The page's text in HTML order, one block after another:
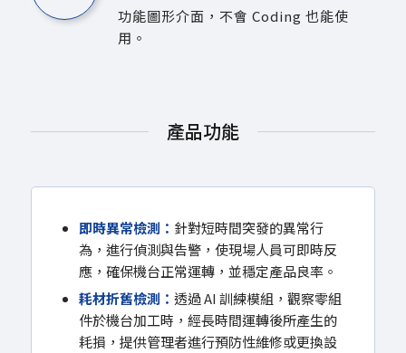
功能圖形介面，不會 Coding 也能使
用。
產品功能
即時異常檢測： 針對短時間突發的異常行
為，進行偵測與告警，使現場人員可即時反
應，確保機台正常運轉，並穩定產品良率。
耗材折舊檢測： 透過 AI 訓練模組，觀察零組
件於機台加工時，經長時間運轉後所產生的
耗損，提供管理者進行預防性維修或更換設